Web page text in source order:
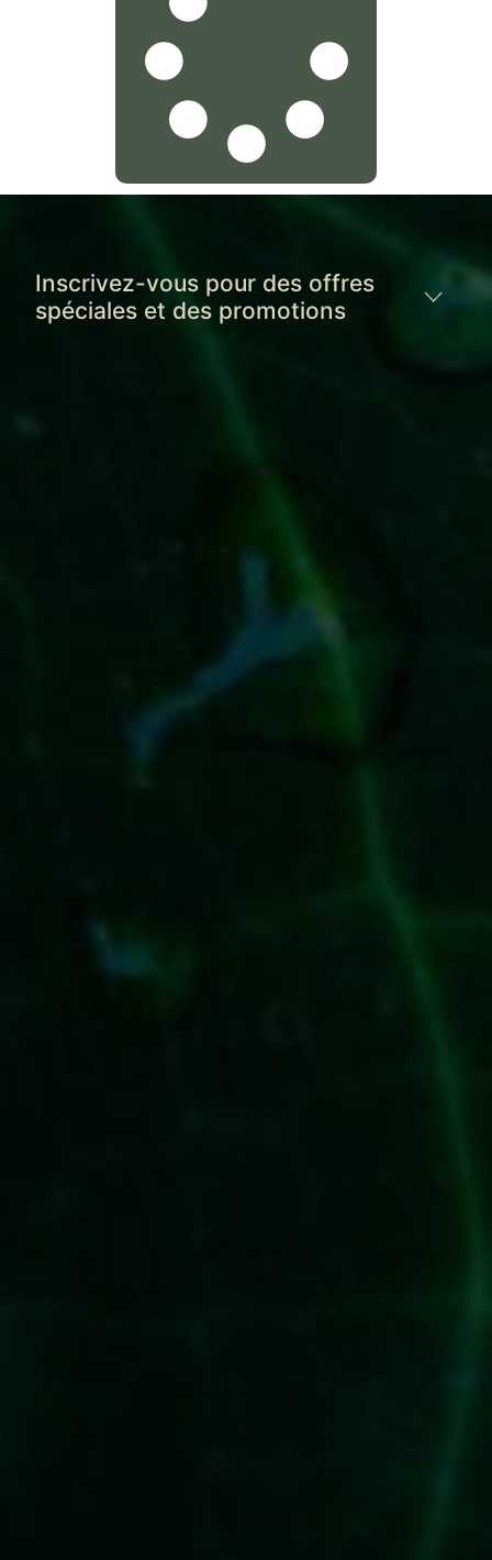
Inscrivez-vous pour des offres
spéciales et des promotions